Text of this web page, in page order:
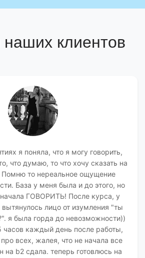
клиентов
я поняла, что я могу говорить,
что думаю, то что хочу сказать на
то нереальное ощущение
База у меня была и до этого, но
ГОВОРИТЬ! После курса, у
лицо от изумления "ты
я была горда до невозможности))
часов каждый день после работы,
всех, жалея, что не начала все
на b2 сдала. теперь готовлюсь на